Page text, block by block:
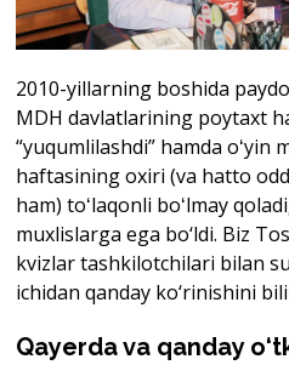
2010-yillarning boshida
MDH davlatlarining poytaxt
“yuqumlilashdi” hamda oʻyin
haftasining oxiri (va hatto
ham) toʻlaqonli boʻlmay
muxlislarga ega bo‘ldi. Biz
kvizlar tashkilotchilari bilan
ichidan qanday ko‘rinishini
Qayerda va qanday